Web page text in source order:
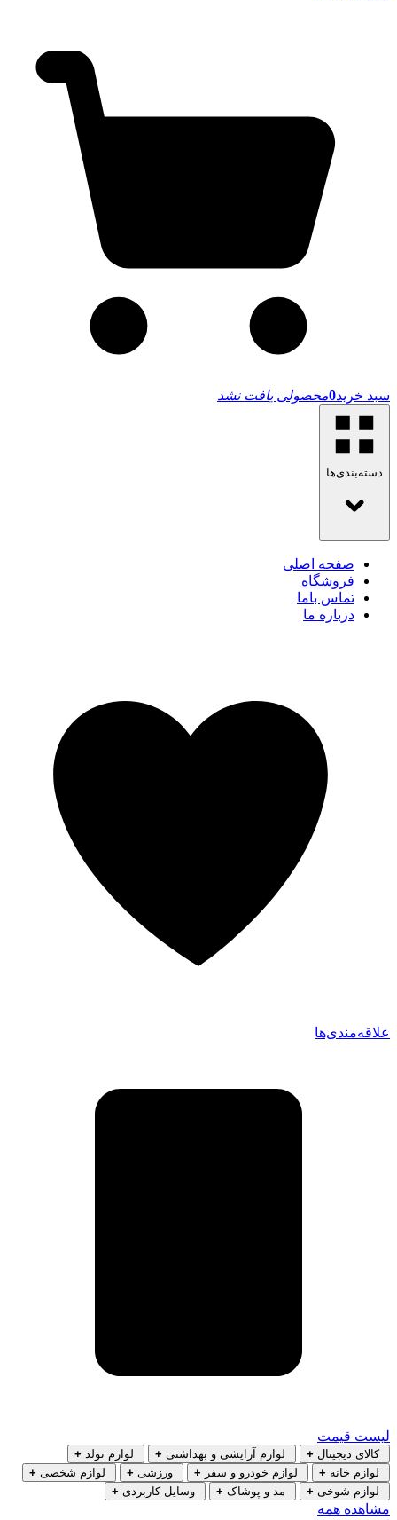
سبد خرید0محصولی یافت نشد
دسته‌بندی‌ها
صفحه اصلی
فروشگاه
تماس باما
درباره ما
علاقه‌مندی‌ها
لیست قیمت
کالای دیجیتال + لوازم آرایشی و بهداشتی + لوازم تولد +
لوازم خانه + لوازم خودرو و سفر + ورزشی + لوازم شخصی +
لوازم شوخی + مد و پوشاک + وسایل کاربردی +
مشاهده همه